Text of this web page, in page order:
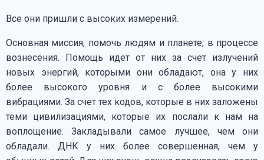
Все они пришли с высоких измерений.
Основная миссия, помочь людям и планете, в процессе
вознесения. Помощь идет от них за счет излучений
новых энергий, которыми они обладают, она у них
более высокого уровня и с более высокими
вибрациями. За счет тех кодов, которые в них заложены
теми цивилизациями, которые их послали к нам на
воплощение. Закладывали самое лучшее, чем они
обладали. ДНК у них более совершенная, чем у